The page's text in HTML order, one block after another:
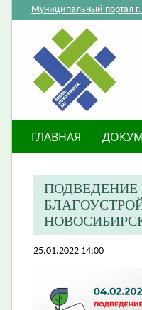
Муниципальный портал
ГЛАВНАЯ
ПОДВЕДЕНИЕ
25.01.2022 14:00